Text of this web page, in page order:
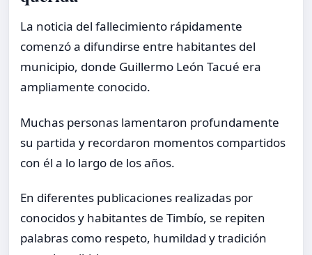
La noticia del fallecimiento rápidamente
comenzó a difundirse entre habitantes del
municipio, donde Guillermo León Tacué era
ampliamente conocido.
Muchas personas lamentaron profundamente
su partida y recordaron momentos compartidos
con él a lo largo de los años.
En diferentes publicaciones realizadas por
conocidos y habitantes de Timbío, se repiten
palabras como respeto, humildad y tradición